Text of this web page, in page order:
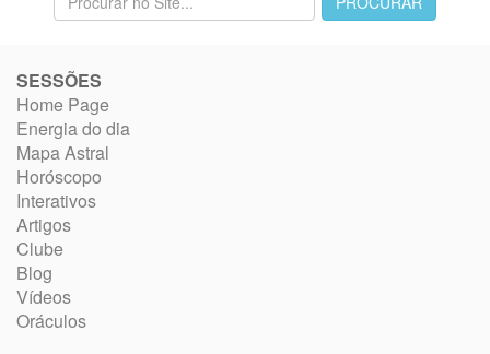
SESSÕES
Home Page
Energia do dia
Mapa Astral
Horóscopo
Interativos
Artigos
Clube
Blog
Vídeos
Oráculos